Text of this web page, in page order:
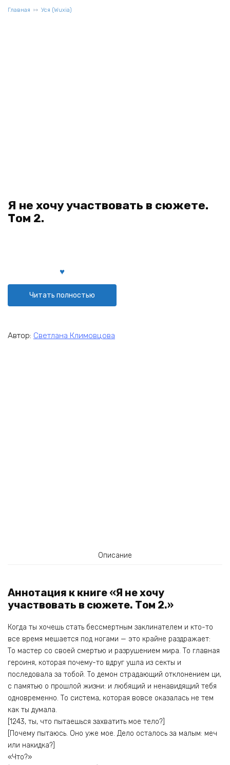
Главная Уся (Wuxia)
Я не хочу участвовать в сюжете.
Том 2.
Читать полностью
Автор: Светлана Климовцова
Описание
Аннотация к книге «Я не хочу
участвовать в сюжете. Том 2.»
Когда ты хочешь стать бессмертным заклинателем и кто-то
все время мешается под ногами — это крайне раздражает:
То мастер со своей смертью и разрушением мира. То главная
героиня, которая почему-то вдруг ушла из секты и
последовала за тобой. То демон страдающий отклонением ци,
с памятью о прошлой жизни: и любящий и ненавидящий тебя
одновременно. То система, которая вовсе оказалась не тем
как ты думала.
[1243, ты, что пытаешься захватить мое тело?]
[Почему пытаюсь. Оно уже мое. Дело осталось за малым: меч
или накидка?]
«Что?»